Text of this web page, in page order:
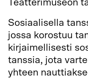
Teatterimuseon
Sosiaalisella
jossa korostuu
kirjaimellisesti
tanssia, jota
yhteen